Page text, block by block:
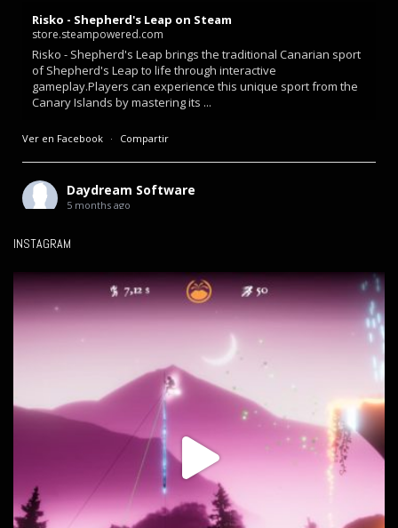
Risko - Shepherd's Leap on Steam
store.steampowered.com
Risko - Shepherd's Leap brings the traditional Canarian sport
of Shepherd's Leap to life through interactive
gameplay.Players can experience this unique sport from the
Canary Islands by mastering its ...
Ver en Facebook · Compartir
Daydream Software
5 months ago
Mañana salimos en televisión.
**Canarias Futura** de Televisión Canaria, donde hablamos
sobre desarrollo de videojuegos en Canarias y algunos de mis
proyectos.
En el programa también participan otras empresas del sector en
la isla, mostrando cómo el videojuego sigue creciendo como
industria creativa en nuestro territorio.
Se emite mañana a
... See More
Compartir
INSTAGRAM